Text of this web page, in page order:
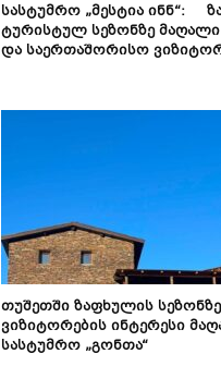
სასტუმრო „მესტია ინნ“:
ტურისტულ სეზონზე
და საერთაშორისო
თუშეთში ზაფხულის
ვიზიტორების ინტერესი
სასტუმრო „გონთა“